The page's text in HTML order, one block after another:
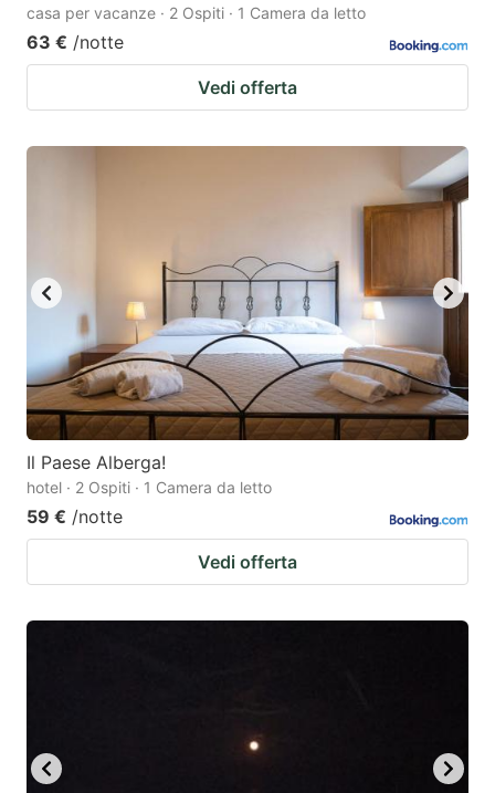
casa per vacanze · 2 Ospiti · 1 Camera da letto
63 € /notte
Vedi offerta
Il Paese Alberga!
hotel · 2 Ospiti · 1 Camera da letto
59 € /notte
Vedi offerta